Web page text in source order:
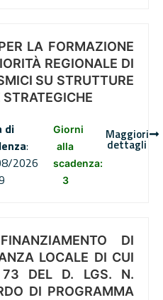
LA FORMAZIONE
REGIONALE DI
SU STRUTTURE
di
:
2026
Giorni
alla
scadenza:
3
Maggiori
dettagli
DI
LOCALE DI CUI
DEL D. LGS. N.
DI PROGRAMMA